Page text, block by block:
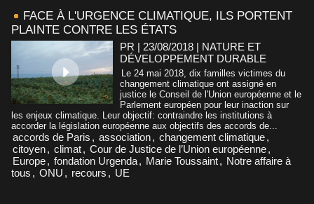
FACE À L'URGENCE CLIMATIQUE, ILS PORTENT
PLAINTE CONTRE LES ÉTATS
PR | 23/08/2018 | NATURE ET
DÉVELOPPEMENT DURABLE
Le 24 mai 2018, dix familles victimes du
changement climatique ont assigné en
justice le Conseil de l'Union européenne et le
Parlement européen pour leur inaction sur
les enjeux climatique. Leur objectif: contraindre les institutions à
accorder la législation européenne aux objectifs des accords de...
accords de Paris , association, changement climatique,
citoyen, climat, Cour de Justice de l’Union européenne,
Europe, fondation Urgenda, Marie Toussaint, Notre affaire à
tous , ONU , recours , UE